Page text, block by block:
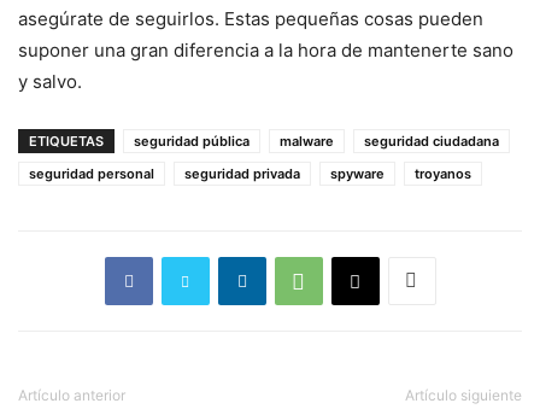
asegúrate de seguirlos. Estas pequeñas cosas pueden
suponer una gran diferencia a la hora de mantenerte sano
y salvo.
ETIQUETAS seguridad pública malware
seguridad ciudadana
seguridad personal
seguridad privada spyware troyanos
Artículo anterior Artículo siguiente